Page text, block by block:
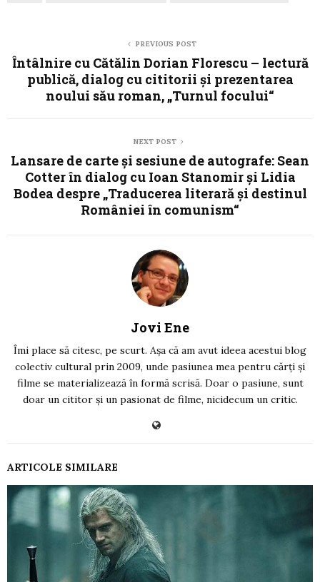
PREVIOUS POST
Întâlnire cu Cătălin Dorian Florescu – lectură
publică, dialog cu cititorii și prezentarea
noului său roman, „Turnul focului“
NEXT POST
Lansare de carte și sesiune de autografe: Sean
Cotter în dialog cu Ioan Stanomir și Lidia
Bodea despre „Traducerea literară și destinul
României în comunism“
Jovi Ene
Îmi place să citesc, pe scurt. Așa că am avut ideea acestui blog
colectiv cultural prin 2009, unde pasiunea mea pentru cărți și
filme se materializează în formă scrisă. Doar o pasiune, sunt
doar un cititor și un pasionat de filme, nicidecum un critic.
ARTICOLE SIMILARE